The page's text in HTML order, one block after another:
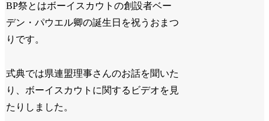
BP祭とはボーイスカウトの創設者ベー
デン・パウエル卿の誕生日を祝うおまつ
りです。
式典では県連盟理事さんのお話を聞いた
り、ボーイスカウトに関するビデオを見
たりしました。